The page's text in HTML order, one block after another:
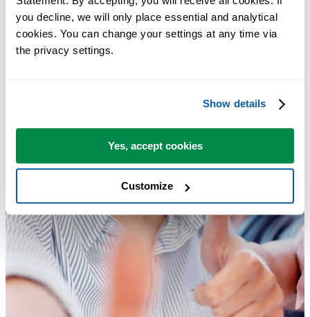
you decline, we will only place essential and analytical
cookies. You can change your settings at any time via
the privacy settings.
Show details
Yes, accept cookies
Customize